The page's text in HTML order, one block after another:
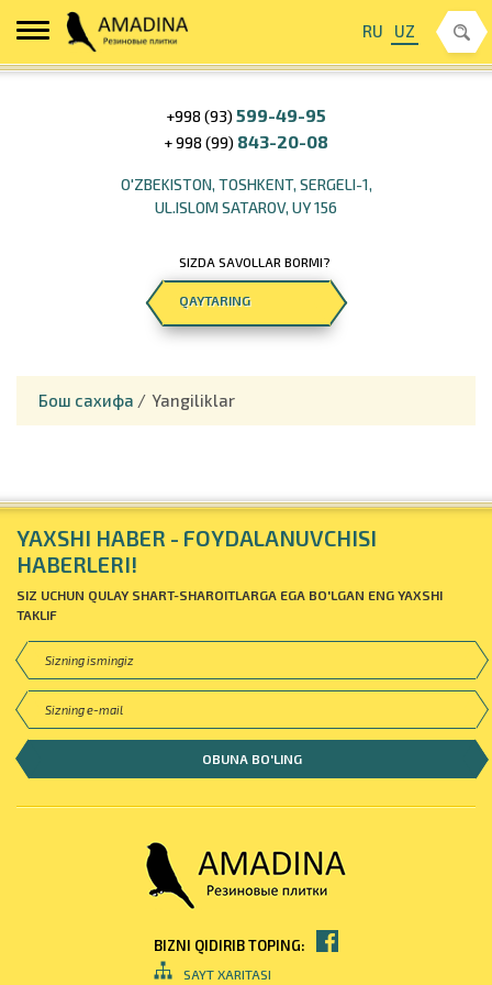
RU UZ
+998 (93)599-49-95
+ 998 (99) 843-20-08
O'ZBEKISTON, TOSHKENT, SERGELI-1,
UL.ISLOM SATAROV, UY 156
SIZDA SAVOLLAR BORMI?
QAYTARING
Бош сахифа / Yangiliklar
YAXSHI HABER - FOYDALANUVCHISI
HABERLERI!
SIZ UCHUN QULAY SHART-SHAROITLARGA EGA BO'LGAN ENG YAXSHI
TAKLIF
BIZNI QIDIRIB TOPING:
SAYT XARITASI